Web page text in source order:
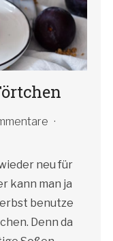
neu für
kann man ja
benutze
Denn da